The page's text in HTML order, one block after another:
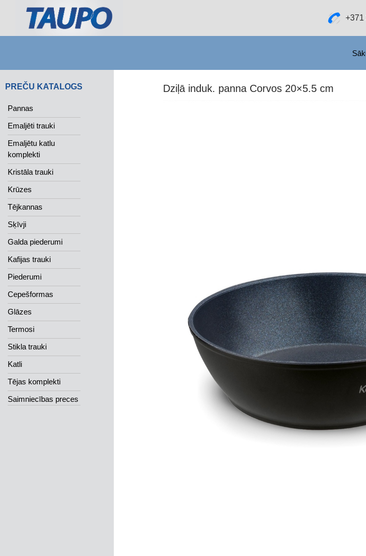
+371
Dziļā induk. panna Corvos 20×5.5 cm
PREČU KATALOGS
Pannas
Emaljēti trauki
Emaljētu katlu
komplekti
Kristāla trauki
Krūzes
Tējkannas
Sķīvji
Galda piederumi
Kafijas trauki
Piederumi
Cepešformas
Glāzes
Termosi
Stikla trauki
Katli
Tējas komplekti
Saimniecības preces